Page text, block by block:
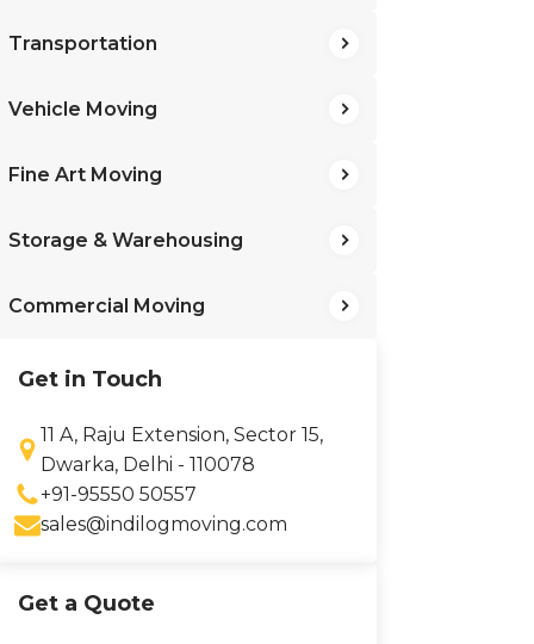
Transportation
Vehicle Moving
Fine Art Moving
Storage & Warehousing
Commercial Moving
Get in Touch
11 A, Raju Extension, Sector 15,
Dwarka, Delhi - 110078
+91-95550 50557
sales@indilogmoving.com
Get a Quote